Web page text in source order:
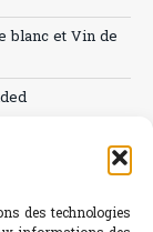
des technologies
blanc et Vin de
» ?